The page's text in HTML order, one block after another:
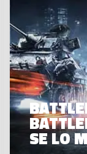
SE LO